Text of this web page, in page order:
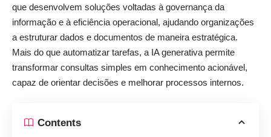
que desenvolvem soluções voltadas à governança da
informação e à eficiência operacional, ajudando organizações
a estruturar dados e documentos de maneira estratégica.
Mais do que automatizar tarefas, a IA generativa permite
transformar consultas simples em conhecimento acionável,
capaz de orientar decisões e melhorar processos internos.
Contents